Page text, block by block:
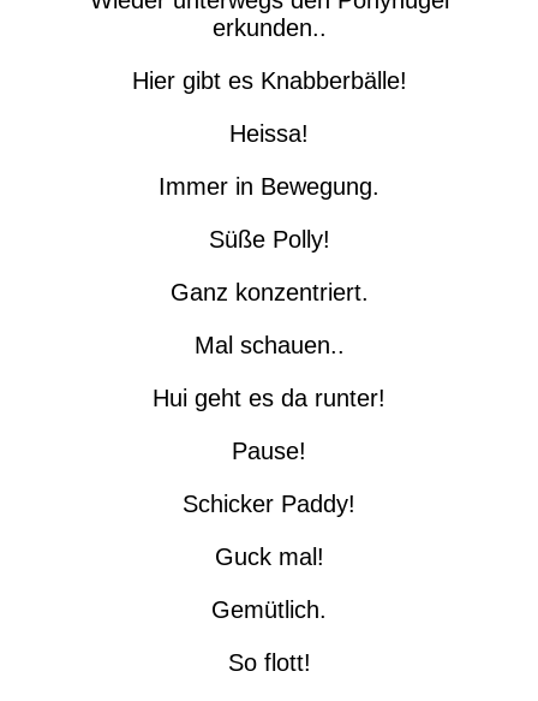
erkunden..
Hier gibt es Knabberbälle!
Heissa!
Immer in Bewegung.
Süße Polly!
Ganz konzentriert.
Mal schauen..
Hui geht es da runter!
Pause!
Schicker Paddy!
Guck mal!
Gemütlich.
So flott!